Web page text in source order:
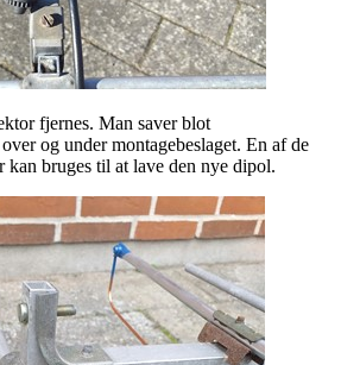
fjernes. Man saver blot
og under montagebeslaget. En af de
kan bruges til at lave den nye dipol.